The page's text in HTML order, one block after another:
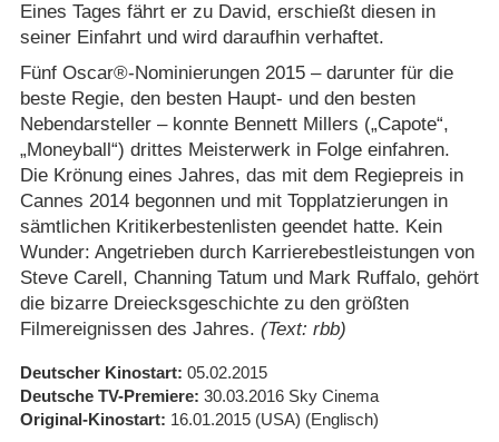
Eines Tages fährt er zu David, erschießt diesen in
seiner Einfahrt und wird daraufhin verhaftet.
Fünf Oscar®-Nominierungen 2015 – darunter für die
beste Regie, den besten Haupt- und den besten
Nebendarsteller – konnte Bennett Millers („Capote“,
„Moneyball“) drittes Meisterwerk in Folge einfahren.
Die Krönung eines Jahres, das mit dem Regiepreis in
Cannes 2014 begonnen und mit Topplatzierungen in
sämtlichen Kritikerbestenlisten geendet hatte. Kein
Wunder: Angetrieben durch Karrierebestleistungen von
Steve Carell, Channing Tatum und Mark Ruffalo, gehört
die bizarre Dreiecksgeschichte zu den größten
Filmereignissen des Jahres. (Text: rbb)
Deutscher Kinostart 05.02.2015
Deutsche TV-Premiere 30.03.2016 Sky Cinema
Original-Kinostart 16.01.2015 (USA) (Englisch)